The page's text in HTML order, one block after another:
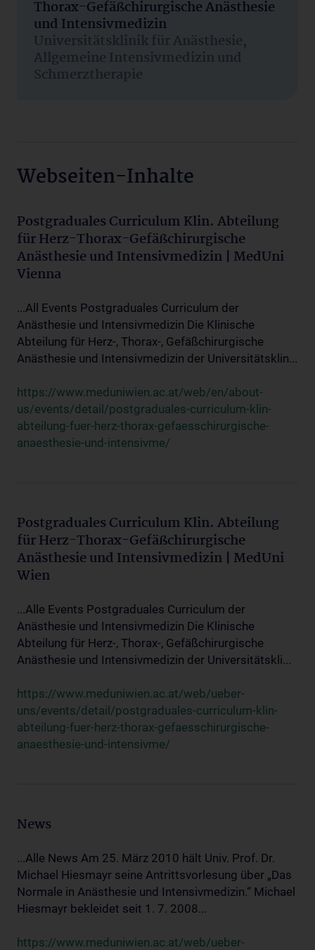
Thorax-Gefäßchirurgische Anästhesie
und Intensivmedizin
Universitätsklinik für Anästhesie,
Allgemeine Intensivmedizin und
Schmerztherapie
Webseiten-Inhalte
Postgraduales Curriculum Klin. Abteilung
für Herz-Thorax-Gefäßchirurgische
Anästhesie und Intensivmedizin | MedUni
Vienna
...All Events Postgraduales Curriculum der
Anästhesie und Intensivmedizin Die Klinische
Abteilung für Herz-, Thorax-, Gefäßchirurgische
Anästhesie und Intensivmedizin der Universitätsklin...
https://www.meduniwien.ac.at/web/en/about-
us/events/detail/postgraduales-curriculum-klin-
abteilung-fuer-herz-thorax-gefaesschirurgische-
anaesthesie-und-intensivme/
Postgraduales Curriculum Klin. Abteilung
für Herz-Thorax-Gefäßchirurgische
Anästhesie und Intensivmedizin | MedUni
Wien
...Alle Events Postgraduales Curriculum der
Anästhesie und Intensivmedizin Die Klinische
Abteilung für Herz-, Thorax-, Gefäßchirurgische
Anästhesie und Intensivmedizin der Universitätskli...
https://www.meduniwien.ac.at/web/ueber-
uns/events/detail/postgraduales-curriculum-klin-
abteilung-fuer-herz-thorax-gefaesschirurgische-
anaesthesie-und-intensivme/
News
...Alle News Am 25. März 2010 hält Univ. Prof. Dr.
Michael Hiesmayr seine Antrittsvorlesung über „Das
Normale in Anästhesie und Intensivmedizin.“ Michael
Hiesmayr bekleidet seit 1. 7. 2008...
https://www.meduniwien.ac.at/web/ueber-